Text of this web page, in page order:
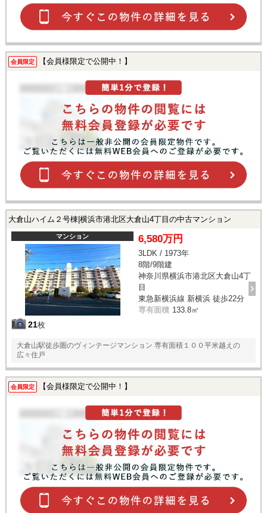
会員限定 【会員様限定で公開中！】
大倉山ハイム２号棟|横浜市港北区大倉山4丁目の中古マンション
マンション
21枚
6,580万円
3LDK / 1973年
8階/9階建
神奈川県横浜市港北区大倉山4丁
目
東急新横浜線 新横浜 徒歩22分
専有面積 133.8㎡
大倉山駅徒歩圏のヴィンテージマンション 専有面積１００平米越えの
広々住戸
会員限定 【会員様限定で公開中！】